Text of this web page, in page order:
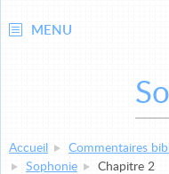
MENU
Accueil Commentaires
Sophonie
Chapitre 2